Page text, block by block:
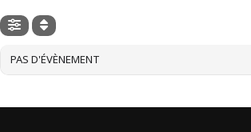
PAS D'ÉVÈNEMENT